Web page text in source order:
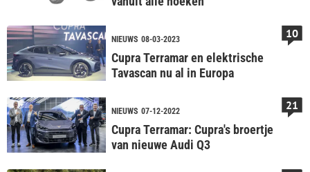
NIEUWS 08-03-2023
Cupra Terramar en elektrische
Tavascan nu al in Europa
10
NIEUWS 07-12-2022
Cupra Terramar: Cupra's broertje
van nieuwe Audi Q3
21